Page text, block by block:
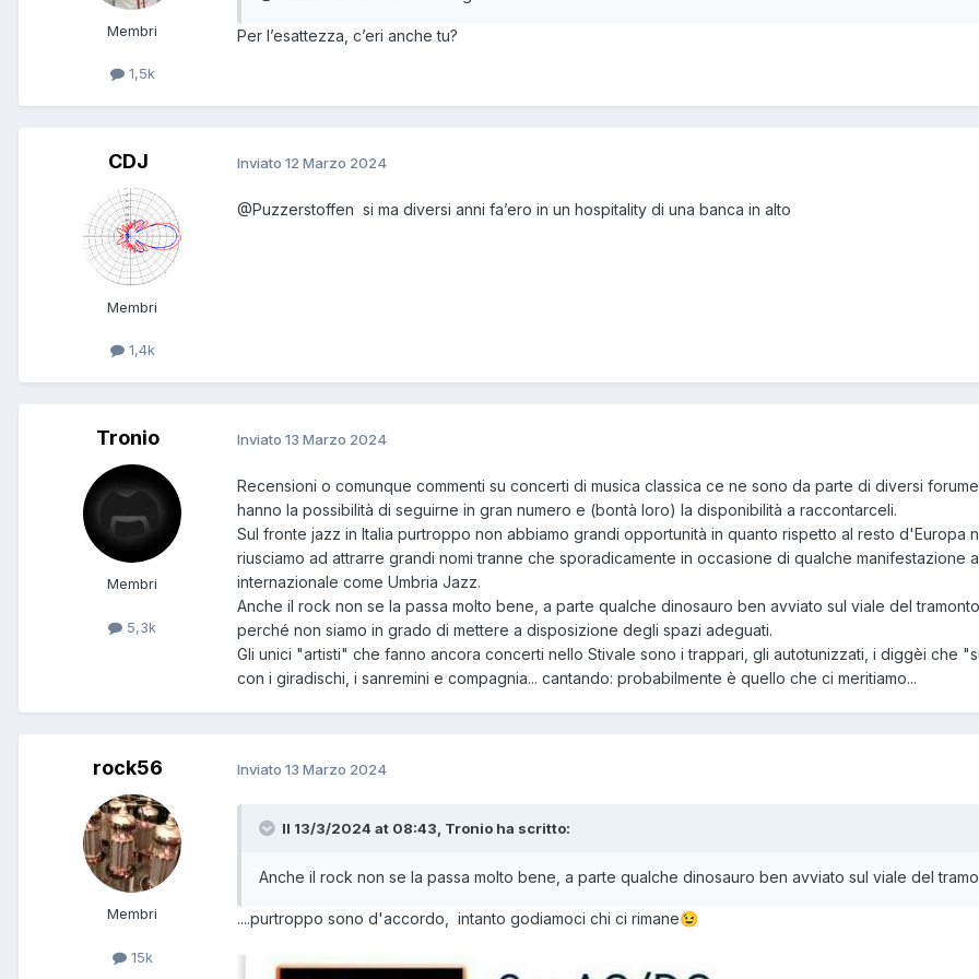
Membri
1,5k
Per l’esattezza, c’eri anche tu?
CDJ
Membri
1,4k
Inviato 12 Marzo 2024
@Puzzerstoffen si ma diversi anni fa’ero in un hospitality di una banca in alto
Tronio
Membri
5,3k
Inviato 13 Marzo 2024
Recensioni o comunque commenti su concerti di musica classica ce ne sono da parte di diversi
hanno la possibilità di seguirne in gran numero e (bontà loro) la disponibilità a raccontarceli.
Sul fronte jazz in Italia purtroppo non abbiamo grandi opportunità in quanto rispetto al resto d'Europa
riusciamo ad attrarre grandi nomi tranne che sporadicamente in occasione di qualche manifestazione
internazionale come Umbria Jazz.
Anche il rock non se la passa molto bene, a parte qualche dinosauro ben avviato sul viale del
perché non siamo in grado di mettere a disposizione degli spazi adeguati.
Gli unici "artisti" che fanno ancora concerti nello Stivale sono i trappari, gli autotunizzati, i diggèi che
con i giradischi, i sanremini e compagnia... cantando: probabilmente è quello che ci meritiamo...
rock56
Membri
15k
Inviato 13 Marzo 2024
Il 13/3/2024 at 08:43, Tronio ha scritto:
Anche il rock non se la passa molto bene, a parte qualche dinosauro ben avviato sul viale del
....purtroppo sono d'accordo, intanto godiamoci chi ci rimane😉